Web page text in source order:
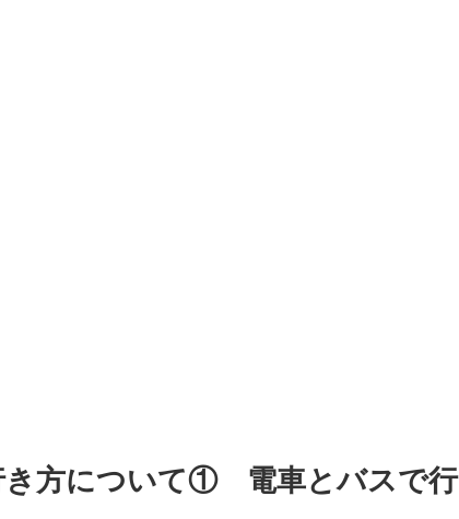
き方について① 電車とバスで行